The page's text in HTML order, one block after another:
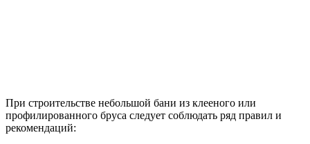
При строительстве небольшой бани из клееного или
профилированного бруса следует соблюдать ряд правил и
рекомендаций: